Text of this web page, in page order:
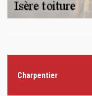
Charpentier